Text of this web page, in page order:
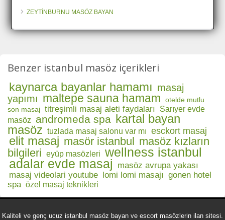
ZEYTİNBURNU MASÖZ BAYAN
Benzer istanbul masöz içerikleri
kaynarca bayanlar hamamı masaj
yapımı maltepe sauna hamam
otelde mutlu
son masaj titreşimli masaj aleti faydaları
Sarıyer evde
masöz
andromeda spa kartal bayan
masöz tuzlada masaj salonu var mı esckort masaj
elit masaj masör istanbul masöz kızların
bilgileri eyüp masözleri wellness istanbul
adalar evde masaj
masöz avrupa yakası
masaj videolari youtube lomi lomi masajı gonen hotel
spa özel masaj teknikleri
Kaliteli ve genç ucuz istanbul masöz bayan ve escort masözlerin ilan sitesi.